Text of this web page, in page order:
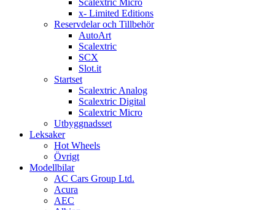
x- Limited Editions
Reservdelar och Tillbehör
AutoArt
Scalextric
SCX
Slot.it
Startset
Scalextric Analog
Scalextric Digital
Scalextric Micro
Utbyggnadsset
Leksaker
Hot Wheels
Övrigt
Modellbilar
AC Cars Group Ltd.
Acura
AEC